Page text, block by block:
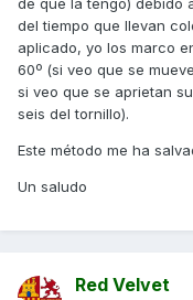
del tiempo que llevan
aplicado, yo los marco
60º (si veo que se
si veo que se aprietan
seis del tornillo).
Este método me ha
Un saludo
Red Velvet